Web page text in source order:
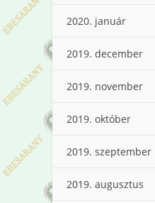
2020. január
2019. december
2019. november
2019. október
2019. szeptember
2019. augusztus